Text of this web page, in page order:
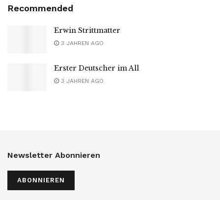
Recommended
Erwin Strittmatter
3 JAHREN AGO
Erster Deutscher im All
3 JAHREN AGO
Newsletter Abonnieren
ABONNIEREN